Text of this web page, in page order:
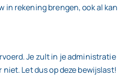
in rekening brengen, ook al kan
Je zult in je administratie
Let dus op deze bewijslast!